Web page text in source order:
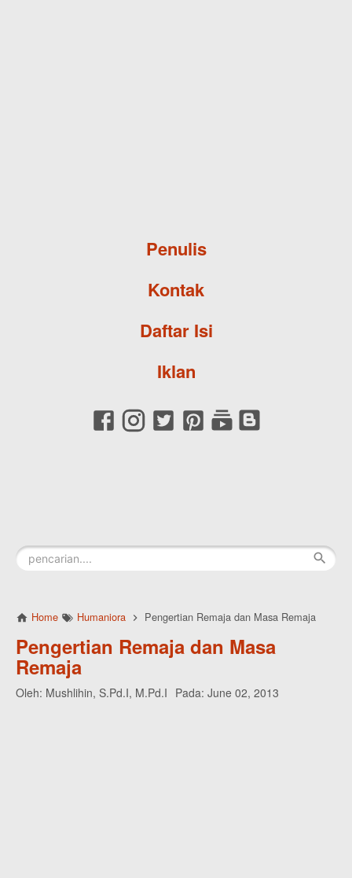
Penulis
Kontak
Daftar Isi
Iklan
Home Humaniora Pengertian Remaja dan Masa Remaja
Pengertian Remaja dan Masa
Remaja
Oleh: Mushlihin, S.Pd.I, M.Pd.I Pada: June 02, 2013